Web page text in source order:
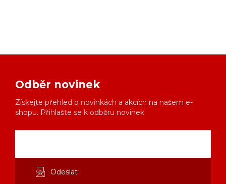
Odběr novinek
Získejte přehled o novinkách a akcích na našem e-
shopu. Přihlašte se k odběru novinek